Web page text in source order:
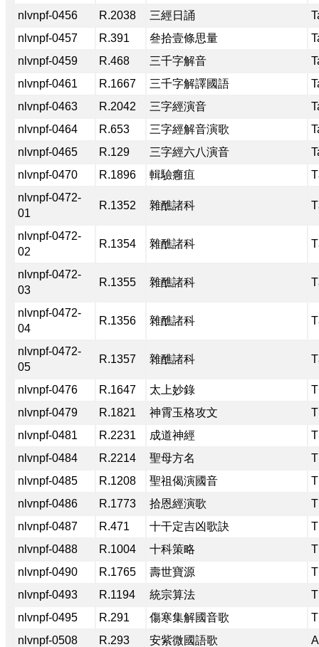
nlvnpf-0456
R.2038 三經日誦
nlvnpf-0457
R.391 叄拾壹條思量
nlvnpf-0459
R.468 三千字解音
nlvnpf-0461
R.1667 三千字解譯國語
nlvnpf-0463
R.2042 三字經演音
nlvnpf-0464
R.653 三字經解音演歌
nlvnpf-0465
R.129 三字經六八演音
nlvnpf-0470
R.1896 輯驗癰疽
nlvnpf-0472-
01
R.1352 雜醮諸科
nlvnpf-0472-
02
R.1354 雜醮諸科
nlvnpf-0472-
03
R.1355 雜醮諸科
nlvnpf-0472-
04
R.1356 雜醮諸科
nlvnpf-0472-
05
R.1357 雜醮諸科
nlvnpf-0476 R.1647 太上妙錄
nlvnpf-0479
R.1821 神霄玉格攻文
nlvnpf-0481
R.2231 成道神經
nlvnpf-0484
R.2214 聖母方名
nlvnpf-0485
R.1208 聖祖偈演國音
nlvnpf-0486
R.1773 拾恩經演歌
nlvnpf-0487
R.471 十干定吉凶歌訣
nlvnpf-0488
R.1004 十科策略
nlvnpf-0490
R.1765 壽世寶源
nlvnpf-0493
R.1194 統宗算法
nlvnpf-0495
R.291 傷寒集解國音歌
nlvnpf-0508
R.293 安紫微國語歌